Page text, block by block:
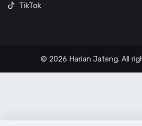
TikTok
© 2026 Harian Jateng. All